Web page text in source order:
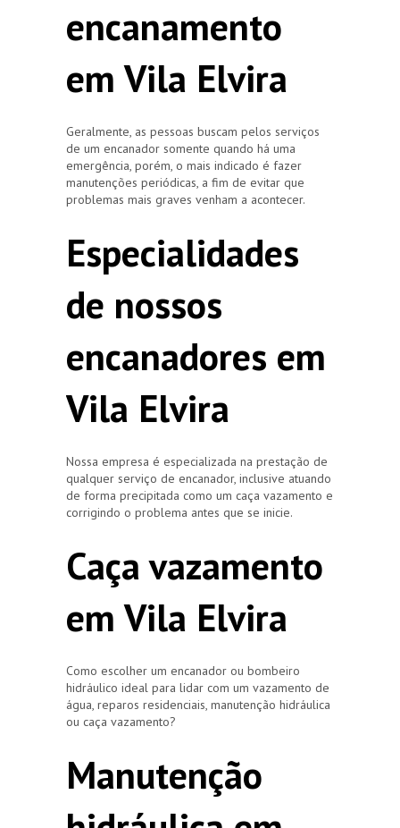
encanamento
em Vila Elvira
Geralmente, as pessoas buscam pelos serviços
de um encanador somente quando há uma
emergência, porém, o mais indicado é fazer
manutenções periódicas, a fim de evitar que
problemas mais graves venham a acontecer.
Especialidades
de nossos
encanadores em
Vila Elvira
Nossa empresa é especializada na prestação de
qualquer serviço de encanador, inclusive atuando
de forma precipitada como um caça vazamento e
corrigindo o problema antes que se inicie.
Caça vazamento
em Vila Elvira
Como escolher um encanador ou bombeiro
hidráulico ideal para lidar com um vazamento de
água, reparos residenciais, manutenção hidráulica
ou caça vazamento?
Manutenção